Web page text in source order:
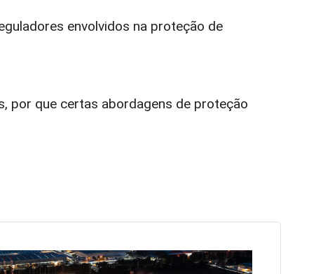
envolvidos na proteção de
por que certas abordagens de proteção